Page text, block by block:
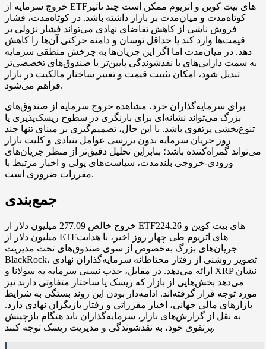
خروج سرمایه از ETFهای بیت کوین و اتریوم ممکن است چند تاثیر
کوتاه‌مدت و میان‌مدت بر بازار داشته باشد. در کوتاه‌مدت، فشار
فروش ناشی از کاهش تقاضای نهادی می‌تواند فشار نزولی بر
قیمت‌ها وارد کند یا حداقل نوسان و دامنه حرکتی آن‌ها را کاهش
دهد. در میان‌مدت اما اگر این جریان‌ها به چرخش منطقی سرمایه
به سمت دارایی‌های با نقدشوندگی پایین‌تر یا صندوق‌های تخصصی‌تر
تبدیل شود، امکان تثبیت قیمت و تغییر ساختار مالکیت در بازار
فراهم می‌شود.
برای سرمایه‌گذاران خرد، مشاهده خروج سرمایه از صندوق‌های
بزرگ می‌تواند نشانه‌ای برای بازنگری در سطوح ریسک‌پذیری یا
تنوع‌بخشی پرتفوی باشد. با این حال، تصمیم‌گیری بر مبنای تنها چند
روز جریان سرمایه بدون بررسی عوامل بنیادی و کلیت بازار
می‌تواند گمراه‌کننده باشد؛ بنابراین تحلیل دقیق‌تر از منظر جریان‌های
ورودی-خروجی بلندمدت، سیاست‌های پولی و اخبار مرتبط با
مقررات ضروری است.
جمع‌بندی
خروج خالص 277.09 میلیون دلار از ETFهای بیت کوین و 224.26
میلیون دلار از ETFهای اتریوم طی چهار روز اخیر، با هدایت
جریان‌های بزرگ به‌خصوص از سوی صندوق‌های تحت مدیریت
BlackRock، تصویر روشنی از رفتار محتاطانه سرمایه‌گذاران نهادی
ارائه می‌دهد. در مقابل، جذب نسبی سرمایه به سولانا و XRP نشان
می‌دهد بخش‌هایی از بازار که ریسک یا ساختار متفاوتی دارند نیز
مورد توجه قرار گرفته‌اند. ادامه‌دار بودن این روند بستگی به شرایط
بازارهای مالی جهانی، اخبار مقرراتی و رفتار بازیگران نهادی دارد.
به نقل از گزارش‌های بازار، سرمایه‌گذاران باید هنگام بازچینش
پرتفوی خود، به نقدشوندگی و مدیریت ریسک توجه کنند.